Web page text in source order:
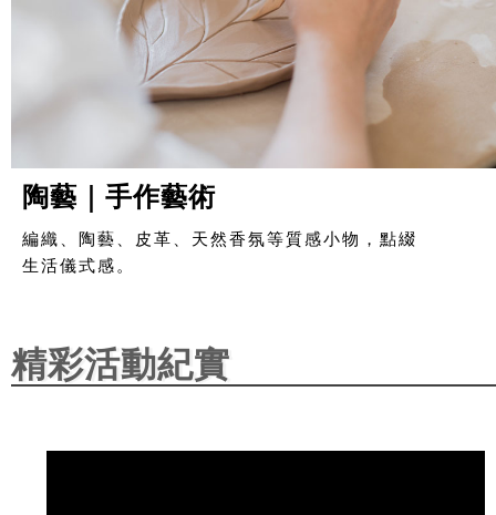
陶藝｜手作藝術
編織、陶藝、皮革、天然香氛等質感小物，點綴
生活儀式感。
精彩活動紀實